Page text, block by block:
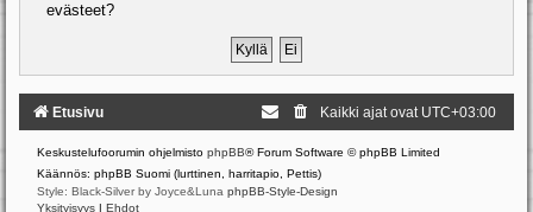
evästeet?
Etusivu Kaikki ajat ovat UTC+03:00
Keskustelufoorumin ohjelmisto phpBB® Forum Software © phpBB Limited
Käännös: phpBB Suomi (lurttinen, harritapio, Pettis)
Style: Black-Silver by Joyce&Luna phpBB-Style-Design
Yksityisyys | Ehdot